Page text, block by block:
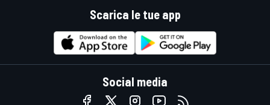
Scarica le tue app
Social media